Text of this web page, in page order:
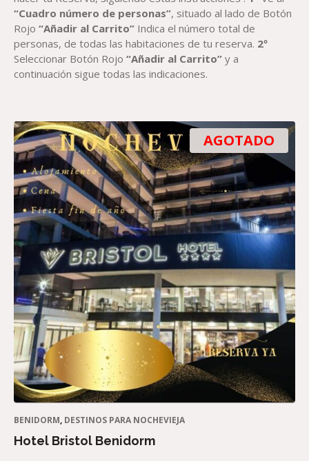
“Cuadro número de personas”, situado al lado de Botón
Rojo“Añadir al Carrito” Indica el número total de
personas, de todas las habitaciones de tu reserva. 2º
Seleccionar Botón Rojo“Añadir al Carrito” y a
continuación sigue todas las indicaciones.
AGOTADO
BENIDORM, DESTINOS PARA NOCHEVIEJA
Hotel Bristol Benidorm